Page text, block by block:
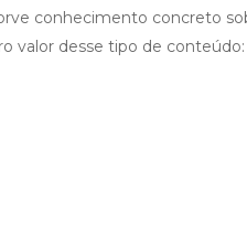
conhecimento concreto
valor desse tipo de